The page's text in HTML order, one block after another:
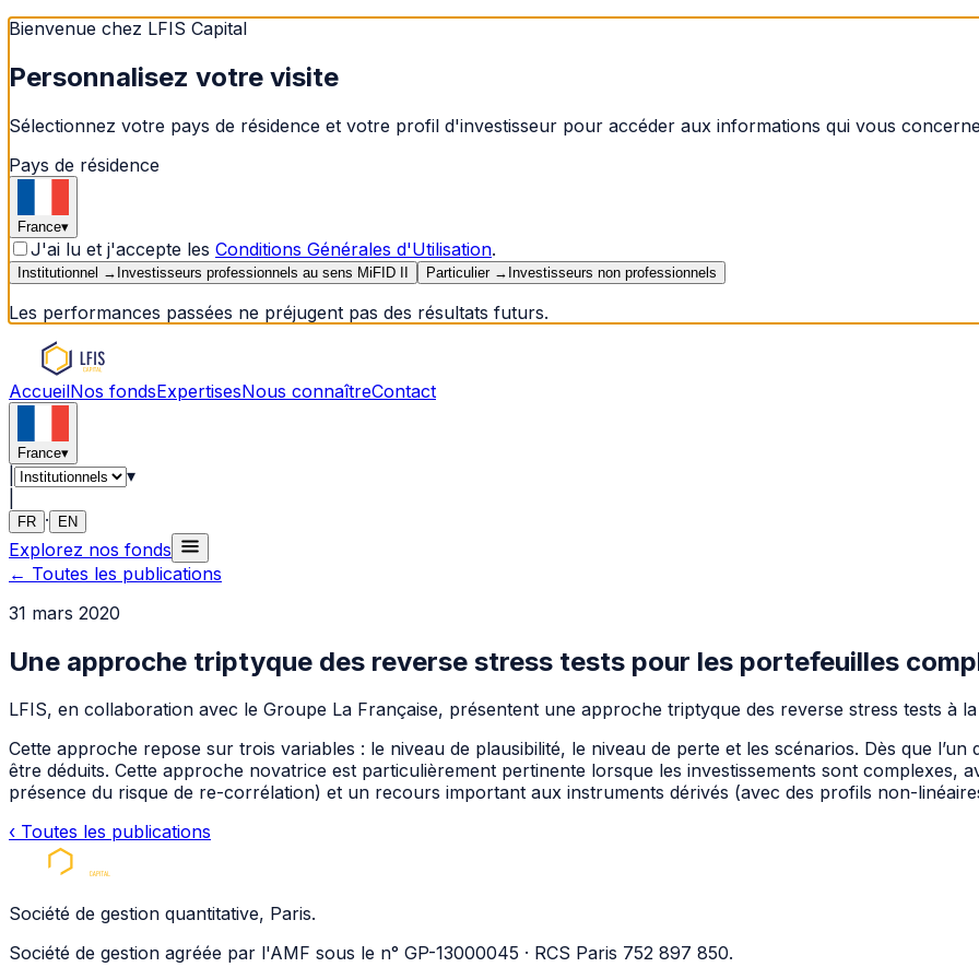
Bienvenue chez LFIS Capital
Personnalisez votre visite
Sélectionnez votre pays de résidence et votre profil d'investisseur pour accéder aux informations qui vous
Pays de résidence
France▾
J'ai lu et j'accepte les Conditions Générales d'Utilisation.
Institutionnel → Investisseurs professionnels au sens MiFID II Particulier→ Investisseurs non professionnels
Les performances passées ne préjugent pas des résultats futurs.
AccueilNos fondsExpertisesNous connaîtreContact
France▾
▾
FR · EN
Explorez nos fonds
← Toutes les publications
31 mars 2020
Une approche triptyque des reverse stress tests pour les portefeuilles
LFIS, en collaboration avec le Groupe La Française, présentent une approche triptyque des reverse stress tests à
Cette approche repose sur trois variables : le niveau de plausibilité, le niveau de perte et les scénarios. Dès que
être déduits. Cette approche novatrice est particulièrement pertinente lorsque les investissements sont complexes,
présence du risque de re-corrélation) et un recours important aux instruments dérivés (avec des profils non-
‹ Toutes les publications
Société de gestion quantitative, Paris.
Société de gestion agréée par l'AMF sous le n° GP-13000045 · RCS Paris 752 897 850.